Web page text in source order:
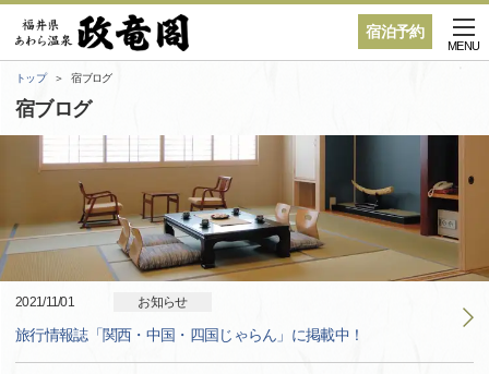
宿泊予約
MENU
トップ 宿ブログ
宿ブログ
2021/11/01 お知らせ
旅行情報誌「関西・中国・四国じゃらん」に掲載中！